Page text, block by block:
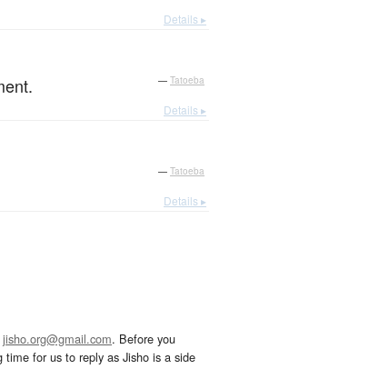
Details ▸
— Tatoeba
Details ▸
— Tatoeba
Details ▸
jisho.org@gmail.com. Before you
for us to reply as Jisho is a side